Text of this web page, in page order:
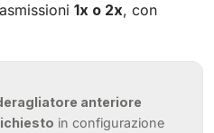
1x o 2x, con
anteriore
in configurazione